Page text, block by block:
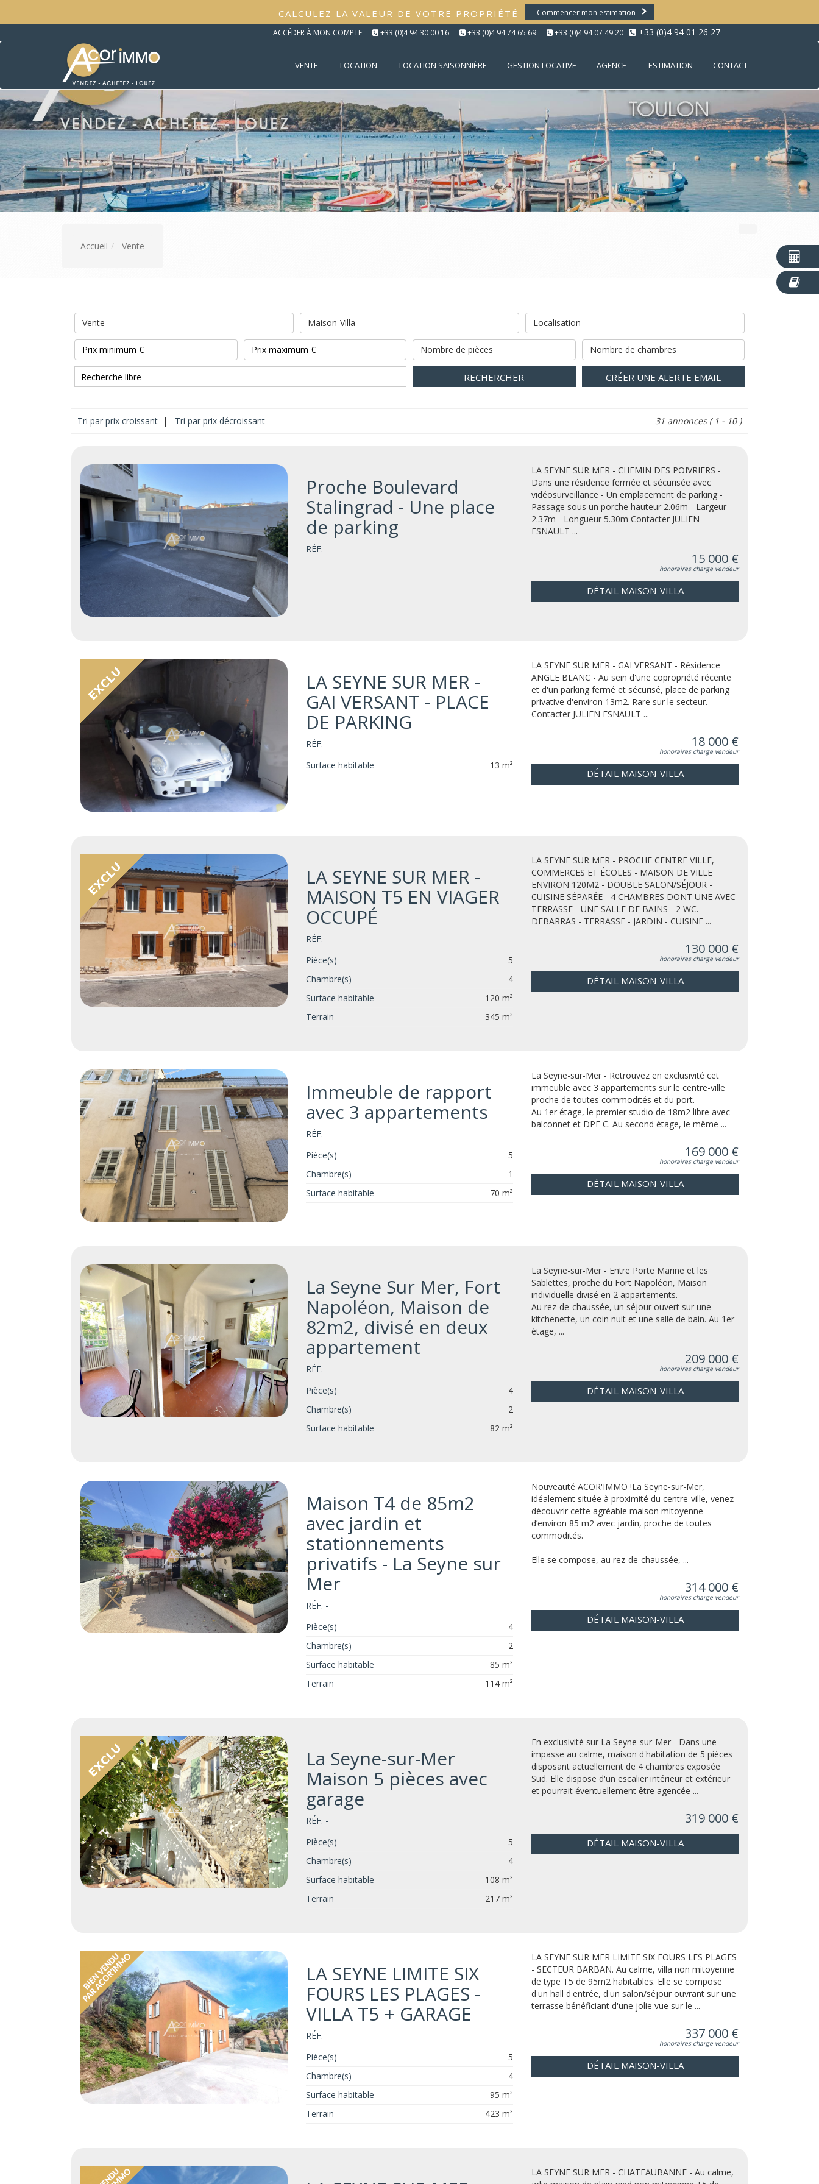
CALCULEZ LA VALEUR DE VOTRE PROPRIÉTÉ
Commencer mon estimation
ACCÉDER À MON COMPTE
+33 (0)4 94 30 00 16 +33 (0)4 94 74 65 69 +33 (0)4 94 07 49 20 +33 (0)4 94 01 26 27
VENTE LOCATION LOCATION SAISONNIÈRE GESTION LOCATIVE AGENCE ESTIMATION CONTACT
Accueil Vente
Vente Maison-Villa Localisation
Nombre de pièces Nombre de chambres
RECHERCHER CRÉER UNE ALERTE EMAIL
Tri par prix croissant | Tri par prix décroissant 31 annonces ( 1 - 10 )
Proche Boulevard
Stalingrad - Une place
de parking
RÉF. -
LA SEYNE SUR MER - CHEMIN DES POIVRIERS -
Dans une résidence fermée et sécurisée avec
vidéosurveillance - Un emplacement de parking -
Passage sous un porche hauteur 2.06m - Largeur
2.37m - Longueur 5.30m Contacter JULIEN
ESNAULT ...
15 000 €
honoraires charge vendeur
DÉTAIL MAISON-VILLA
LA SEYNE SUR MER -
GAI VERSANT - PLACE
DE PARKING
RÉF. -
Surface habitable
13 m²
LA SEYNE SUR MER - GAI VERSANT - Résidence
ANGLE BLANC - Au sein d'une copropriété récente
et d'un parking fermé et sécurisé, place de parking
privative d'environ 13m2. Rare sur le secteur.
Contacter JULIEN ESNAULT ...
18 000 €
honoraires charge vendeur
DÉTAIL MAISON-VILLA
LA SEYNE SUR MER -
MAISON T5 EN VIAGER
OCCUPÉ
RÉF. -
Pièce(s)
5
Chambre(s)
4
Surface habitable
120 m²
Terrain
345 m²
LA SEYNE SUR MER - PROCHE CENTRE VILLE,
COMMERCES ET ÉCOLES - MAISON DE VILLE
ENVIRON 120M2 - DOUBLE SALON/SÉJOUR -
CUISINE SÉPARÉE - 4 CHAMBRES DONT UNE AVEC
TERRASSE - UNE SALLE DE BAINS - 2 WC.
DEBARRAS - TERRASSE - JARDIN - CUISINE ...
130 000 €
honoraires charge vendeur
DÉTAIL MAISON-VILLA
Immeuble de rapport
avec 3 appartements
RÉF. -
Pièce(s)
5
Chambre(s)
1
Surface habitable
70 m²
La Seyne-sur-Mer - Retrouvez en exclusivité cet
immeuble avec 3 appartements sur le centre-ville
proche de toutes commodités et du port.
Au 1er étage, le premier studio de 18m2 libre avec
balconnet et DPE C. Au second étage, le même ...
169 000 €
honoraires charge vendeur
DÉTAIL MAISON-VILLA
La Seyne Sur Mer, Fort
Napoléon, Maison de
82m2, divisé en deux
appartement
RÉF. -
Pièce(s)
4
Chambre(s)
2
Surface habitable
82 m²
La Seyne-sur-Mer - Entre Porte Marine et les
Sablettes, proche du Fort Napoléon, Maison
individuelle divisé en 2 appartements.
Au rez-de-chaussée, un séjour ouvert sur une
kitchenette, un coin nuit et une salle de bain. Au 1er
étage, ...
209 000 €
honoraires charge vendeur
DÉTAIL MAISON-VILLA
Maison T4 de 85m2
avec jardin et
stationnements
privatifs - La Seyne sur
Mer
RÉF. -
Pièce(s)
4
Chambre(s)
2
Surface habitable
85 m²
Terrain
114 m²
Nouveauté ACOR'IMMO !La Seyne-sur-Mer,
idéalement située à proximité du centre-ville, venez
découvrir cette agréable maison mitoyenne
d’environ 85 m2 avec jardin, proche de toutes
commodités.
Elle se compose, au rez-de-chaussée, ...
314 000 €
honoraires charge vendeur
DÉTAIL MAISON-VILLA
La Seyne-sur-Mer
Maison 5 pièces avec
garage
RÉF. -
Pièce(s)
5
Chambre(s)
4
Surface habitable
108 m²
Terrain
217 m²
En exclusivité sur La Seyne-sur-Mer - Dans une
impasse au calme, maison d'habitation de 5 pièces
disposant actuellement de 4 chambres exposée
Sud. Elle dispose d'un escalier intérieur et extérieur
et pourrait éventuellement être agencée ...
319 000 €
DÉTAIL MAISON-VILLA
LA SEYNE LIMITE SIX
FOURS LES PLAGES -
VILLA T5 + GARAGE
RÉF. -
Pièce(s)
5
Chambre(s)
4
Surface habitable
95 m²
Terrain
423 m²
LA SEYNE SUR MER LIMITE SIX FOURS LES PLAGES
- SECTEUR BARBAN. Au calme, villa non mitoyenne
de type T5 de 95m2 habitables. Elle se compose
d'un hall d'entrée, d'un salon/séjour ouvrant sur une
terrasse bénéficiant d'une jolie vue sur le ...
337 000 €
honoraires charge vendeur
DÉTAIL MAISON-VILLA
LA SEYNE SUR MER - CHATEAUBANNE - Au calme,